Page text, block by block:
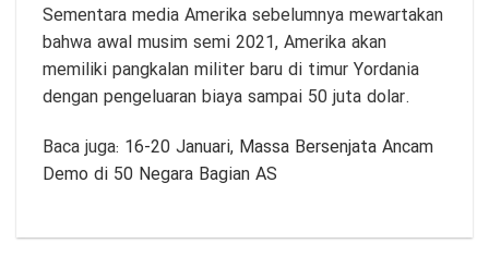
Sementara media Amerika sebelumnya mewartakan
bahwa awal musim semi 2021, Amerika akan
memiliki pangkalan militer baru di timur Yordania
dengan pengeluaran biaya sampai 50 juta dolar.
Baca juga: 16-20 Januari, Massa Bersenjata Ancam
Demo di 50 Negara Bagian AS